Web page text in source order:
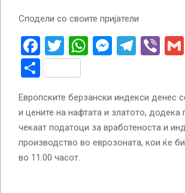
Сподели со своите пријатели
Facebook
Twitter
WhatsApp
Share
Европските берзански индекси денес
и цените на нафтата и златото, додека
чекаат податоци за вработеноста и
производство во еврозоната, кои ќе
во 11:00 часот.